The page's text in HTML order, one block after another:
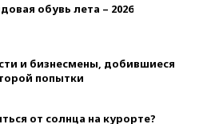
обувь лета – 2026
и бизнесмены, добившиеся
попытки
от солнца на курорте?